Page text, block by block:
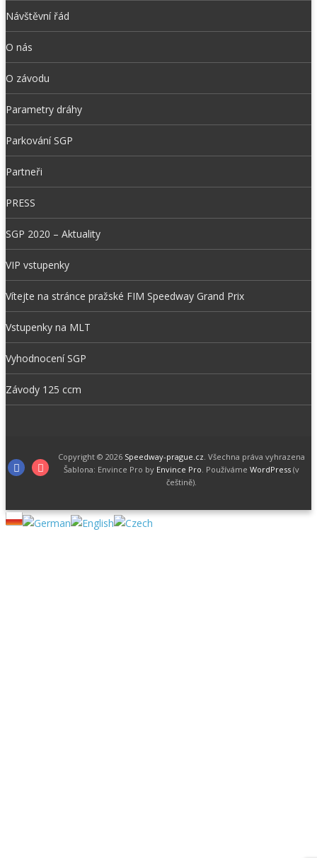
Návštěvní řád
O nás
O závodu
Parametry dráhy
Parkování SGP
Partneři
PRESS
SGP 2020 – Aktuality
VIP vstupenky
Vítejte na stránce pražské FIM Speedway Grand Prix
Vstupenky na MLT
Vyhodnocení SGP
Závody 125 ccm
FacebookInstagram
Copyright © 2026 Speedway-prague.cz . Všechna práva vyhrazena
Šablona: Envince Pro by Envince Pro . Používáme WordPress(v
češtině).